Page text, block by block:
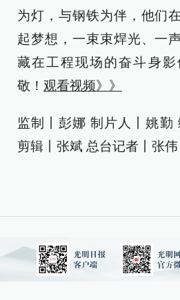
为灯，与钢铁为伴，他们
起梦想，一束束焊光、一
藏在工程现场的奋斗身
敬！ 观看视频》》
监制丨彭娜 制片人丨姚勤
剪辑丨张斌 总台记者丨张